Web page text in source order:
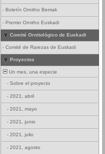
- Boletín Ornitho Berriak
- Premio Ornitho Euskadi
Comité Ornitológico de Euskadi
- Comité de Rarezas de Euskadi
Proyectos
Un mes, una especie
- Sobre el proyecto
- 2021, abril
- 2021, mayo
- 2021, junio
- 2021, julio
- 2021, agosto